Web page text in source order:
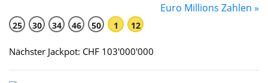
Euro Millions Zahlen »
25 30 34 46 50 1 12
Nächster Jackpot: CHF 103'000'000